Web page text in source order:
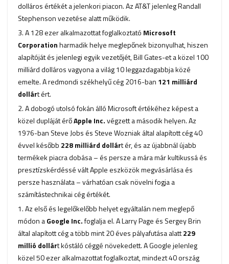
dolláros értékét a jelenkori piacon. Az AT&T jelenleg Randall
Stephenson vezetése alatt működik.
3. A 128 ezer alkalmazottat foglalkoztató Microsoft
Corporationharmadik helye meglepőnek bizonyulhat, hiszen
alapítóját és jelenlegi egyik vezetőjét, Bill Gates-et a közel 100
milliárd dolláros vagyona a világ 10 leggazdagabbja közé
emelte. A redmondi székhelyű cég 2016-ban 121 milliárd
dollárt ért.
2. A dobogó utolsó fokán álló Microsoft értékéhez képest a
közel dupláját érőApple Inc.végzett a második helyen. Az
1976-ban Steve Jobs és Steve Wozniak által alapított cég 40
évvel később 228 milliárd dollárt ér, és az újabbnál újabb
termékek piacra dobása – és persze a mára már kultikussá és
presztízskérdéssé vált Apple eszközök megvásárlása és
persze használata – várhatóan csak növelni fogja a
számítástechnikai cég értékét.
1. Az első és legelőkelőbb helyet egyáltalán nem meglepő
módon aGoogle Inc.foglalja el. A Larry Page és Sergey Brin
által alapított cég a több mint 20 éves pályafutása alatt229
millió dollárt kóstáló céggé növekedett. A Google jelenleg
közel 50 ezer alkalmazottat foglalkoztat, mindezt 40 ország